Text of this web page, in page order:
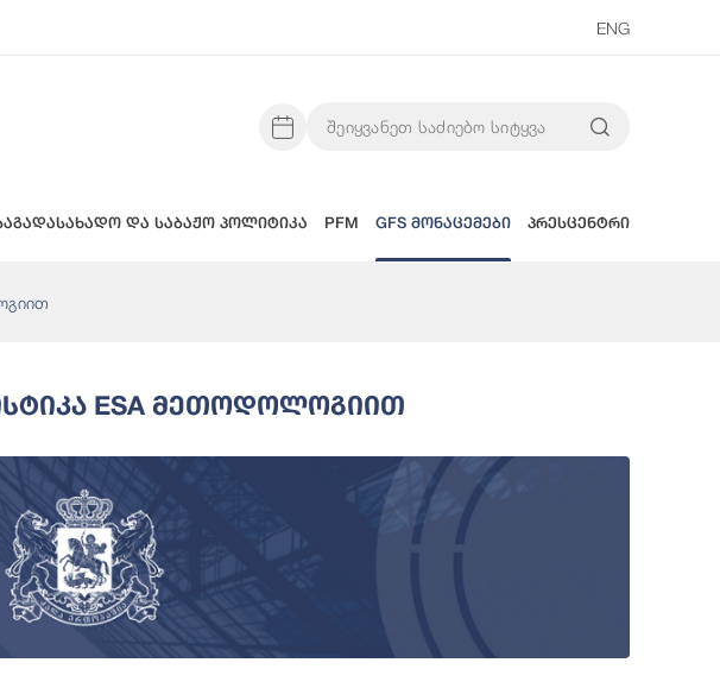
ENG
და საბაჟო პოლიტიკა PFM GFS მონაცემები პრესცენტრი
ESA Მეთოდოლოგიით